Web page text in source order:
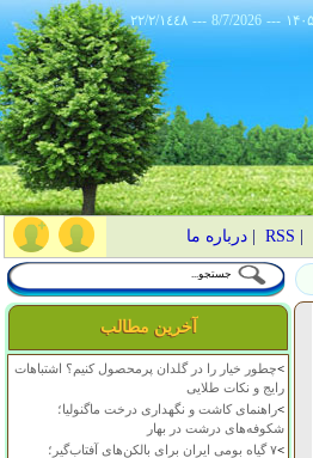
٢٢/٢/١٤٤٨ --- 8/7/2026 ---
RSS
|درباره ما
آخرین مطالب
>چطور خیار را در گلدان پرمحصول کنیم؟ اشتباهات
رایج و نکات طلایی
>راهنمای کاشت و نگهداری درخت ماگنولیا؛
شکوفه‌های درشت در بهار
>
۷ گیاه بومی ایران برای بالکن‌های آفتاب‌گیر؛